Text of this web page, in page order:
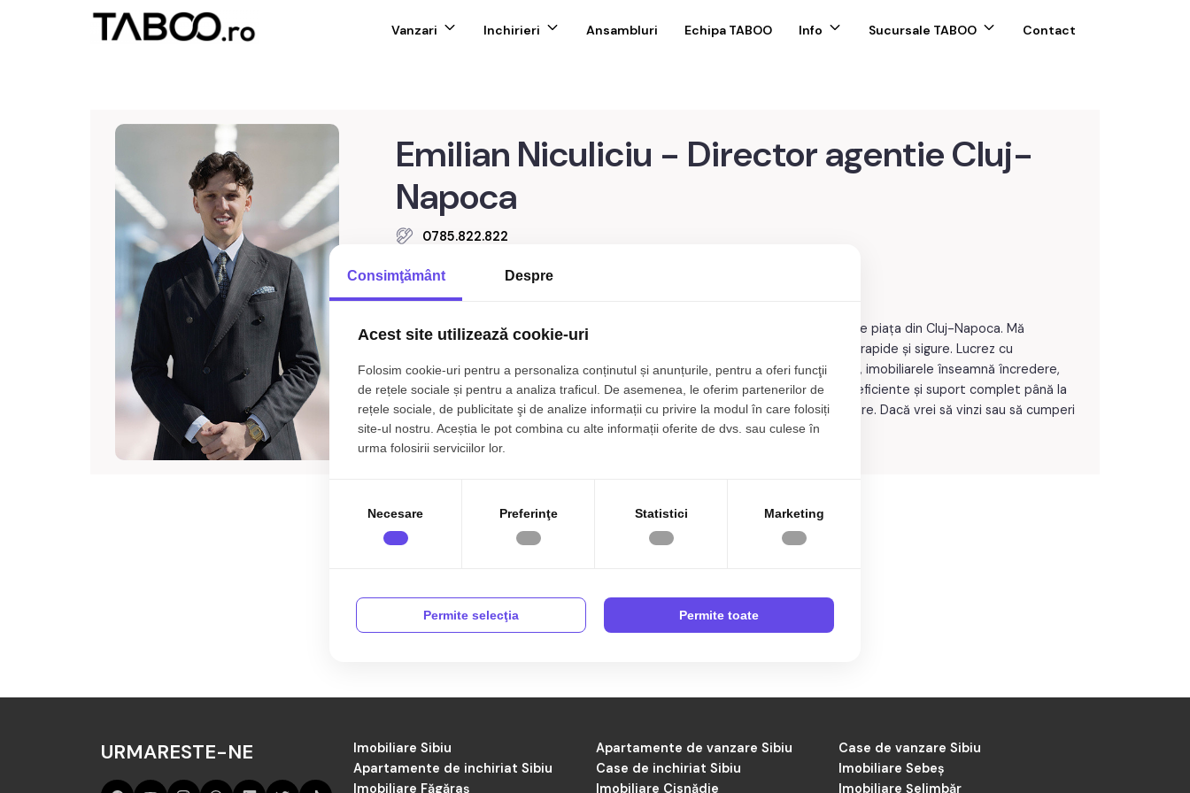
Vanzari Inchirieri Ansambluri Echipa TABOO Info Sucursale TABOO Contact
Emilian Niculiciu - Director agentie Cluj-
Napoca
0785.822.822
contact@taboo.ro
Salut! Sunt Niculiciu Emilian, agent imobiliar cu 5 ani de experiență în vânzări pe piața din Cluj-Napoca. Mă
specializez în vânzarea apartamentelor și caselor, oferind clienților mei soluții rapide și sigure. Lucrez cu
seriozitate, transparență și implicare totală în fiecare tranzacție. Pentru mine, imobiliarele înseamnă încredere,
comunicare și rezultate reale. Ofer evaluări corecte, strategii de promovare eficiente și suport complet până la
semnare. Scopul meu este să transform fiecare colaborare într-o recomandare. Dacă vrei să vinzi sau să cumperi
în Cluj, sunt aici să te ajut să faci pasul potrivit.
URMARESTE-NE Imobiliare Sibiu Apartamente de vanzare Sibiu
Case de vanzare Sibiu
Apartamente de inchiriat Sibiu
Case de inchiriat Sibiu
Imobiliare Sebeș
Imobiliare Făgăraș
Imobiliare Cisnădie Imobiliare Șelimbăr
Consimţământ Despre
Acest site utilizează cookie-uri
Folosim cookie-uri pentru a personaliza conținutul și anunțurile, pentru a oferi funcţii
de rețele sociale și pentru a analiza traficul. De asemenea, le oferim partenerilor de
rețele sociale, de publicitate şi de analize informații cu privire la modul în care folosiți
site-ul nostru. Aceștia le pot combina cu alte informații oferite de dvs. sau culese în
urma folosirii serviciilor lor.
Necesare Preferinţe Statistici Marketing
Permite selecţia Permite toate